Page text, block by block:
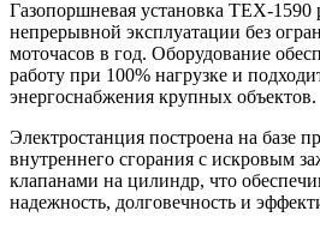
Газопоршневая установка TEX-1590
непрерывной эксплуатации без
моточасов в год. Оборудование
работу при 100% нагрузке и
энергоснабжения крупных объектов.
Электростанция построена на базе
внутреннего сгорания с искровым
клапанами на цилиндр, что
надежность, долговечность и